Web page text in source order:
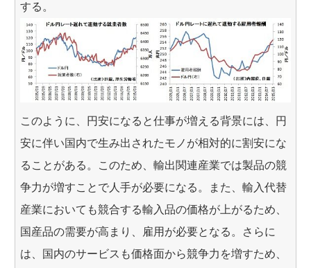
する。
このように、円安になると仕事が増える背景には、円
安に伴い国内で生み出されたモノが相対的に割安にな
ることがある。このため、輸出関連産業では製品の競
争力が増すことで人手が必要になる。また、輸入代替
産業においても競合する輸入品の価格が上がるため、
国産品の需要が高まり、雇用が必要となる。さらに
は、国内のサービスも価格面から競争力を増すため、